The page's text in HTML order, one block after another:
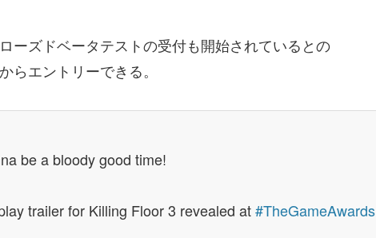
ーズドベータテストの受付も開始されているとの
からエントリーできる。
be a bloody good time!
trailer for Killing Floor 3 revealed at#TheGameAwards